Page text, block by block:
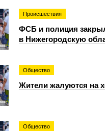
Происшествия
ФСБ и полиция
в Нижегородскую
Общество
Жители жалуются на
Общество